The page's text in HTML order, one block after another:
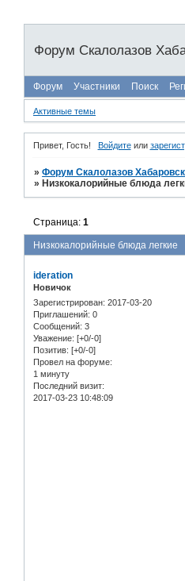
Форум Скалолазов
Форум Участники Поиск
Активные темы
Привет, Гость! Войдитеили
»Форум Скалолазов
» Низкокалорийные блюда
Низкокалорийные блюда легкие
Страница:1
ideration
Новичок
Зарегистрирован: 2017-03-20
Приглашений: 0
Сообщений: 3
Уважение: [+0/-0]
Позитив: [+0/-0]
Провел на форуме:
1 минуту
Последний визит:
2017-03-23 10:48:09